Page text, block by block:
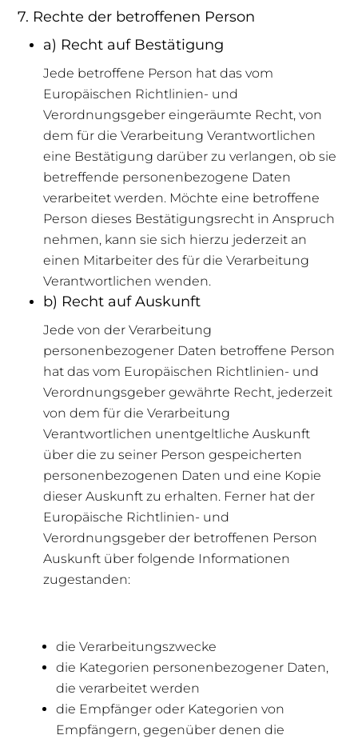
7. Rechte der betroffenen Person
a) Recht auf Bestätigung
Jede betroffene Person hat das vom
Europäischen Richtlinien- und
Verordnungsgeber eingeräumte Recht, von
dem für die Verarbeitung Verantwortlichen
eine Bestätigung darüber zu verlangen, ob sie
betreffende personenbezogene Daten
verarbeitet werden. Möchte eine betroffene
Person dieses Bestätigungsrecht in Anspruch
nehmen, kann sie sich hierzu jederzeit an
einen Mitarbeiter des für die Verarbeitung
Verantwortlichen wenden.
b) Recht auf Auskunft
Jede von der Verarbeitung
personenbezogener Daten betroffene Person
hat das vom Europäischen Richtlinien- und
Verordnungsgeber gewährte Recht, jederzeit
von dem für die Verarbeitung
Verantwortlichen unentgeltliche Auskunft
über die zu seiner Person gespeicherten
personenbezogenen Daten und eine Kopie
dieser Auskunft zu erhalten. Ferner hat der
Europäische Richtlinien- und
Verordnungsgeber der betroffenen Person
Auskunft über folgende Informationen
zugestanden:
die Verarbeitungszwecke
die Kategorien personenbezogener Daten,
die verarbeitet werden
die Empfänger oder Kategorien von
Empfängern, gegenüber denen die